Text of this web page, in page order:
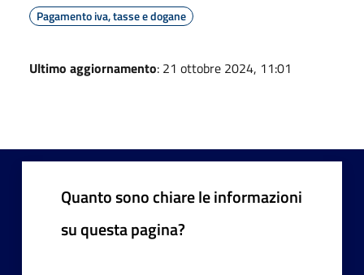
Pagamento iva, tasse e dogane
Ultimo aggiornamento: 21 ottobre 2024, 11:01
Quanto sono chiare le informazioni
su questa pagina?